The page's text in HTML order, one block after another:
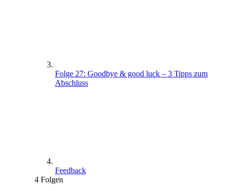
Folge 27: Goodbye & good luck – 3 Tipps zum
Abschluss
Feedback
4 Folgen